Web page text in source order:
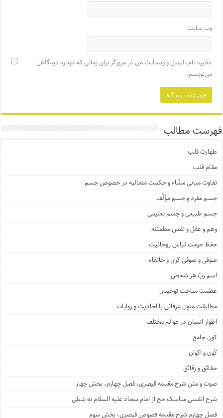
وب‌ سایت
ذخیره نام، ایمیل و وبسایت من در مرورگر برای زمانی که دوباره دیدگاهی
می‌نویسم.
فهرست مطالب
طهارت قلب
مقام قلب
تفاوت مبانی مشّاء و حکمت متعالیه در خصوص جسم
جسم مفرد و جسم مؤَلَّف
جسم طبیعی و جسم تعلیمی
وهم و عقل و نفس مطمئنه
حفظ حرمت لباس روحانیت
صوفی و صوفی گری و خانقاه
اسم ربّ هر شخص
عظمت مباحث توحیدی
مطابقت متون عرفانی با احادیث و روایات
اطوار انسان در عوالم مختلف
کَون جامع
کَون و اکوان
حقائق و رقائق
صوت و متن شرح مقدمه قیصری، فصل چهارم، بخش چهار
شرح انفسی مناسک حج از امام سجاد علیه السلام به شبلی
فصل چهارم شرح مقدمه فصوص قیصری، بخش سوم